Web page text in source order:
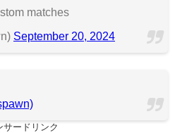
matches
September 20, 2024
サードリンク